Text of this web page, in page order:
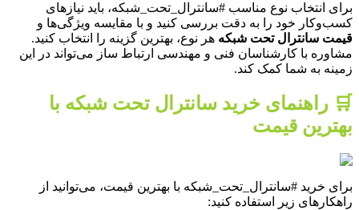
برای انتخاب نوع مناسب #سانترال_تحت_شبکه، باید نیازهای
کسب‌وکار خود را به دقت بررسی کنید و با مقایسه ویژگی‌ها و
قیمت سانترال تحت شبکه هر نوع، بهترین گزینه را انتخاب کنید.
مشاوره با کارشناسان فنی و مهندسی ارتباط ساز می‌تواند در این
زمینه به شما کمک کند.
🛒 راهنمای خرید سانترال تحت شبکه با
بهترین قیمت
برای خرید #سانترال_تحت_شبکه با بهترین قیمت، می‌توانید از
راهکارهای زیر استفاده کنید: